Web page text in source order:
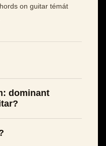
on guitar témát
dominant